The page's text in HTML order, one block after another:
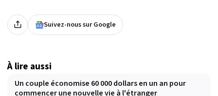
Suivez-nous sur Google
À lire aussi
Un couple économise 60 000 dollars en un an pour
commencer une nouvelle vie à l'étranger